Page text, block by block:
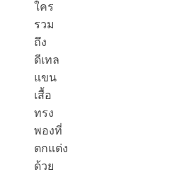
ใคร
รวม
ถึง
ดีเทล
แขน
เสื้อ
ทรง
พองที่
ตกแต่ง
ด้วย